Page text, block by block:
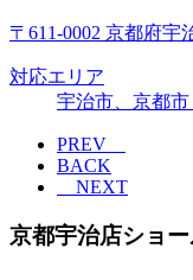
〒611-0002 京都府宇
対応エリア
宇治市、京都
PREV
BACK
NEXT
京都宇治店ショ